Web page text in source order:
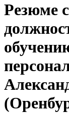
Резюме